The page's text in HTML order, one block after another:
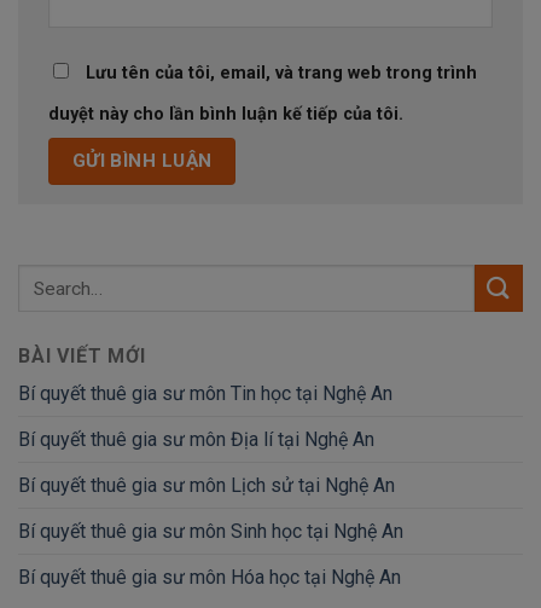
Lưu tên của tôi, email, và trang web trong trình
duyệt này cho lần bình luận kế tiếp của tôi.
BÀI VIẾT MỚI
Bí quyết thuê gia sư môn Tin học tại Nghệ An
Bí quyết thuê gia sư môn Địa lí tại Nghệ An
Bí quyết thuê gia sư môn Lịch sử tại Nghệ An
Bí quyết thuê gia sư môn Sinh học tại Nghệ An
Bí quyết thuê gia sư môn Hóa học tại Nghệ An